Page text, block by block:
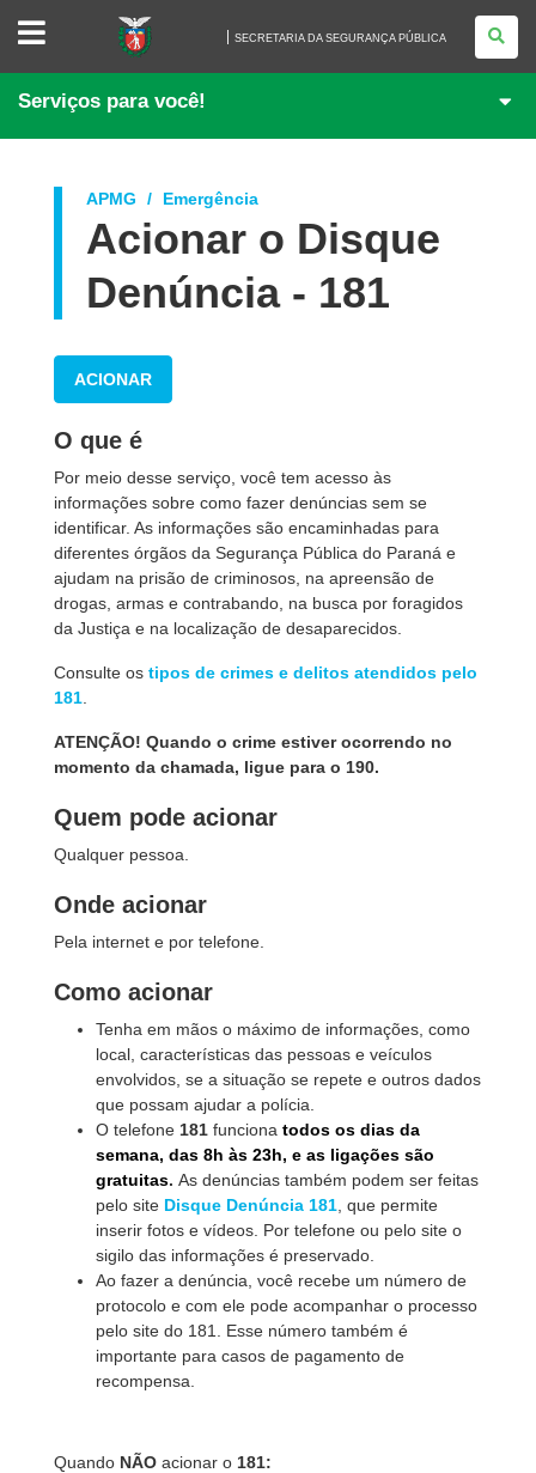
SECRETARIA
SEGURANÇA
PÚBLICA
SECRETARIA DA SEGURANÇA PÚBLICA
Serviços para você!
APMG Emergência
Acionar o Disque
Denúncia - 181
ACIONAR
O que é
Por meio desse serviço, você tem acesso às
informações sobre como fazer denúncias sem se
identificar. As informações são encaminhadas para
diferentes órgãos da Segurança Pública do Paraná e
ajudam na prisão de criminosos, na apreensão de
drogas, armas e contrabando, na busca por foragidos
da Justiça e na localização de desaparecidos.
Consulte os tipos de crimes e delitos atendidos pelo
181
ATENÇÃO! Quando o crime estiver ocorrendo no
momento da chamada, ligue para o 190.
Quem pode acionar
Qualquer pessoa.
Onde acionar
Pela internet e por telefone.
Como acionar
Tenha em mãos o máximo de informações, como
local, características das pessoas e veículos
envolvidos, se a situação se repete e outros dados
que possam ajudar a polícia.
O telefone 181 funciona todos os dias da
semana, das 8h às 23h, e as ligações são
gratuitas. As denúncias também podem ser feitas
pelo site Disque Denúncia 181 , que permite
inserir fotos e vídeos. Por telefone ou pelo site o
sigilo das informações é preservado.
Ao fazer a denúncia, você recebe um número de
protocolo e com ele pode acompanhar o processo
pelo site do 181. Esse número também é
importante para casos de pagamento de
recompensa.
Quando NÃO acionar o 181: